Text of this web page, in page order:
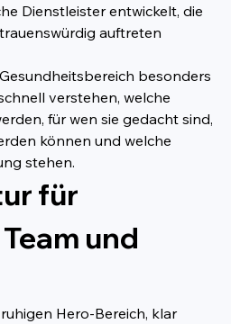
Dienstleister entwickelt, die
auftreten
besonders
verstehen, welche
für wen sie gedacht sind,
können und welche
stehen.
für
und
Hero-Bereich, klar